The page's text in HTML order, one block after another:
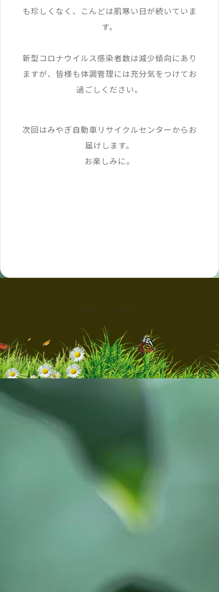
も珍しくなく、こんどは肌寒い日が続いていま
す。
新型コロナウイルス感染者数は減少傾向にあり
ますが、皆様も体調管理には充分気をつけてお
過ごしください。
次回はみやぎ自動車リサイクルセンターからお
届けします。
お楽しみに。